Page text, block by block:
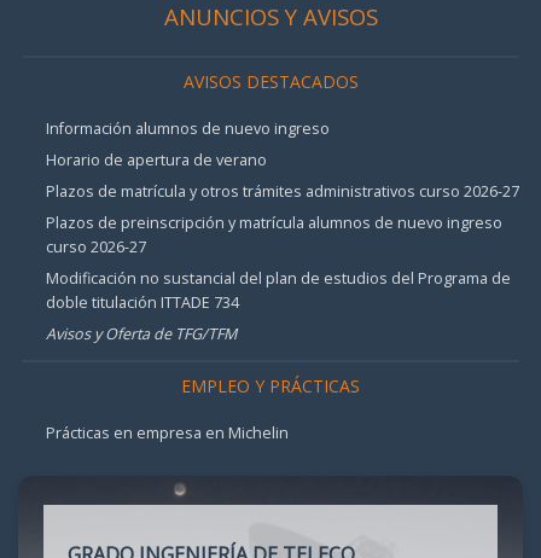
ANUNCIOS Y AVISOS
AVISOS DESTACADOS
Información alumnos de nuevo ingreso
Horario de apertura de verano
Plazos de matrícula y otros trámites administrativos curso 2026-27
Plazos de preinscripción y matrícula alumnos de nuevo ingreso
curso 2026-27
Modificación no sustancial del plan de estudios del Programa de
doble titulación ITTADE 734
Avisos y Oferta de TFG/TFM
EMPLEO Y PRÁCTICAS
Prácticas en empresa en Michelin